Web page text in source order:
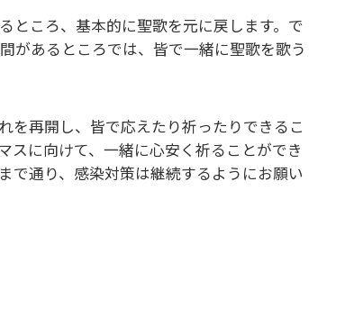
ところ、基本的に聖歌を元に戻します。で
があるところでは、皆で一緒に聖歌を歌う
を再開し、皆で応えたり祈ったりできるこ
スに向けて、一緒に心安く祈ることができ
で通り、感染対策は継続するようにお願い